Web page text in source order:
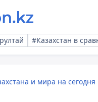
#Казахстан в
и мира на сегодня